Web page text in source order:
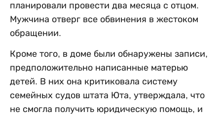
планировали провести два месяца с отцом.
Мужчина отверг все обвинения в жестоком
обращении.
Кроме того, в доме были обнаружены записи,
предположительно написанные матерью
детей. В них она критиковала систему
семейных судов штата Юта, утверждала, что
не смогла получить юридическую помощь, и